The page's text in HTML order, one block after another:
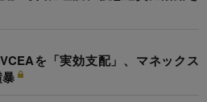
を「実効支配」、マネックス